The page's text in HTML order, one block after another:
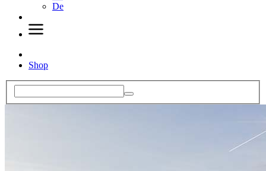
De
Shop